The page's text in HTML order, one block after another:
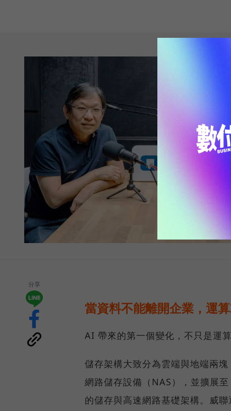
分享
當資料不能離開企業，運
AI 帶來的第一個變化，不只是運
儲存架構大致分為雲端與地端兩
網路儲存設備（NAS），並擴展
的儲存與高速網路基礎架構。威